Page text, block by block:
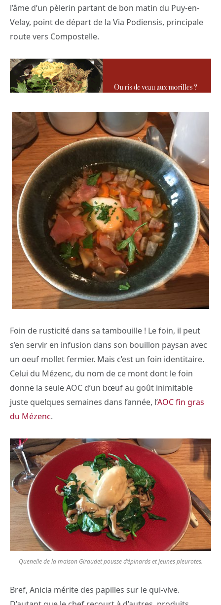
l’âme d’un pèlerin partant de bon matin du Puy-en-
Velay, point de départ de la Via Podiensis, principale
route vers Compostelle.
Foin de rusticité dans sa tambouille ! Le foin, il peut
s’en servir en infusion dans son bouillon paysan avec
un oeuf mollet fermier. Mais c’est un foin identitaire.
Celui du Mézenc, du nom de ce mont dont le foin
donne la seule AOC d’un bœuf au goût inimitable
juste quelques semaines dans l’année, l’AOC fin gras
du Mézenc.
Quenelle de la maison Giraudet pousse d’épinards et jeunes pleurotes.
Bref, Anicia mérite des papilles sur le qui-vive.